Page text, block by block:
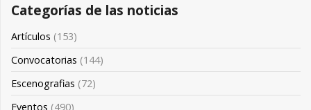
Categorías de las noticias
Artículos (153)
Convocatorias (144)
Escenografias (72)
Eventos (490)